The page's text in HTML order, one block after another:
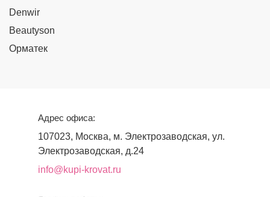
Denwir
Beautyson
Орматек
Адрес офиса:
107023, Москва, м. Электрозаводская, ул.
Электрозаводская, д.24
info@kupi-krovat.ru